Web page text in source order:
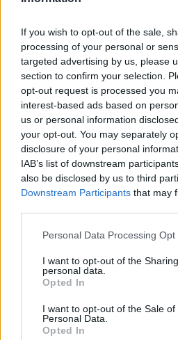
If you wish to opt-out of the sale,
processing of your personal or
targeted advertising by us, please
section to confirm your selection.
opt-out request is processed you
interest-based ads based on
us or personal information
your opt-out. You may separately
disclosure of your personal
IAB’s list of downstream
also be disclosed by us to third
Downstream Participants that may
Personal Data Processing Opt
I want to opt-out of the
personal data.
Opted In
I want to opt-out of the Sale of
Personal Data.
Opted In
Commenti
Accedioregistratiper
di VareseNews.it, che rimane autonoma e
commenti non sono testi giornalistici, ma
possono essere automaticamente pubblicati
che includano uno o più link a siti esterni